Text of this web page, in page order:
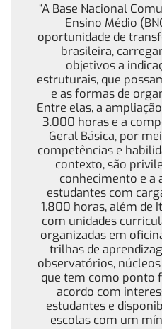
“A Base Nacional
Ensino Médio
oportunidade de
brasileira,
objetivos a
estruturais, que
e as formas de
Entre elas, a
3.000 horas e a
Geral Básica, por
competências e
contexto, são
conhecimento e a
estudantes com
1.800 horas, além de
com unidades
organizadas em
trilhas de
observatórios,
que tem como ponto
acordo com
estudantes e
escolas com um